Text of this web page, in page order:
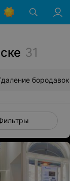
31
бородавок